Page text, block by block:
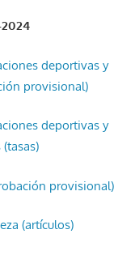
2024
deportivas y
provisional)
deportivas y
provisional)
(artículos)